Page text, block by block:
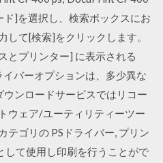
ド]を選択し、検索ボックスにお
して[検索]をクリックします。
とプリンター] に表示される
バーオプションは、多少異な
ンロードサービスではリコー
ウェア/ユーティリティーツー
テゴリの PSドライバー, プリン
て使用し印刷を行うことがで